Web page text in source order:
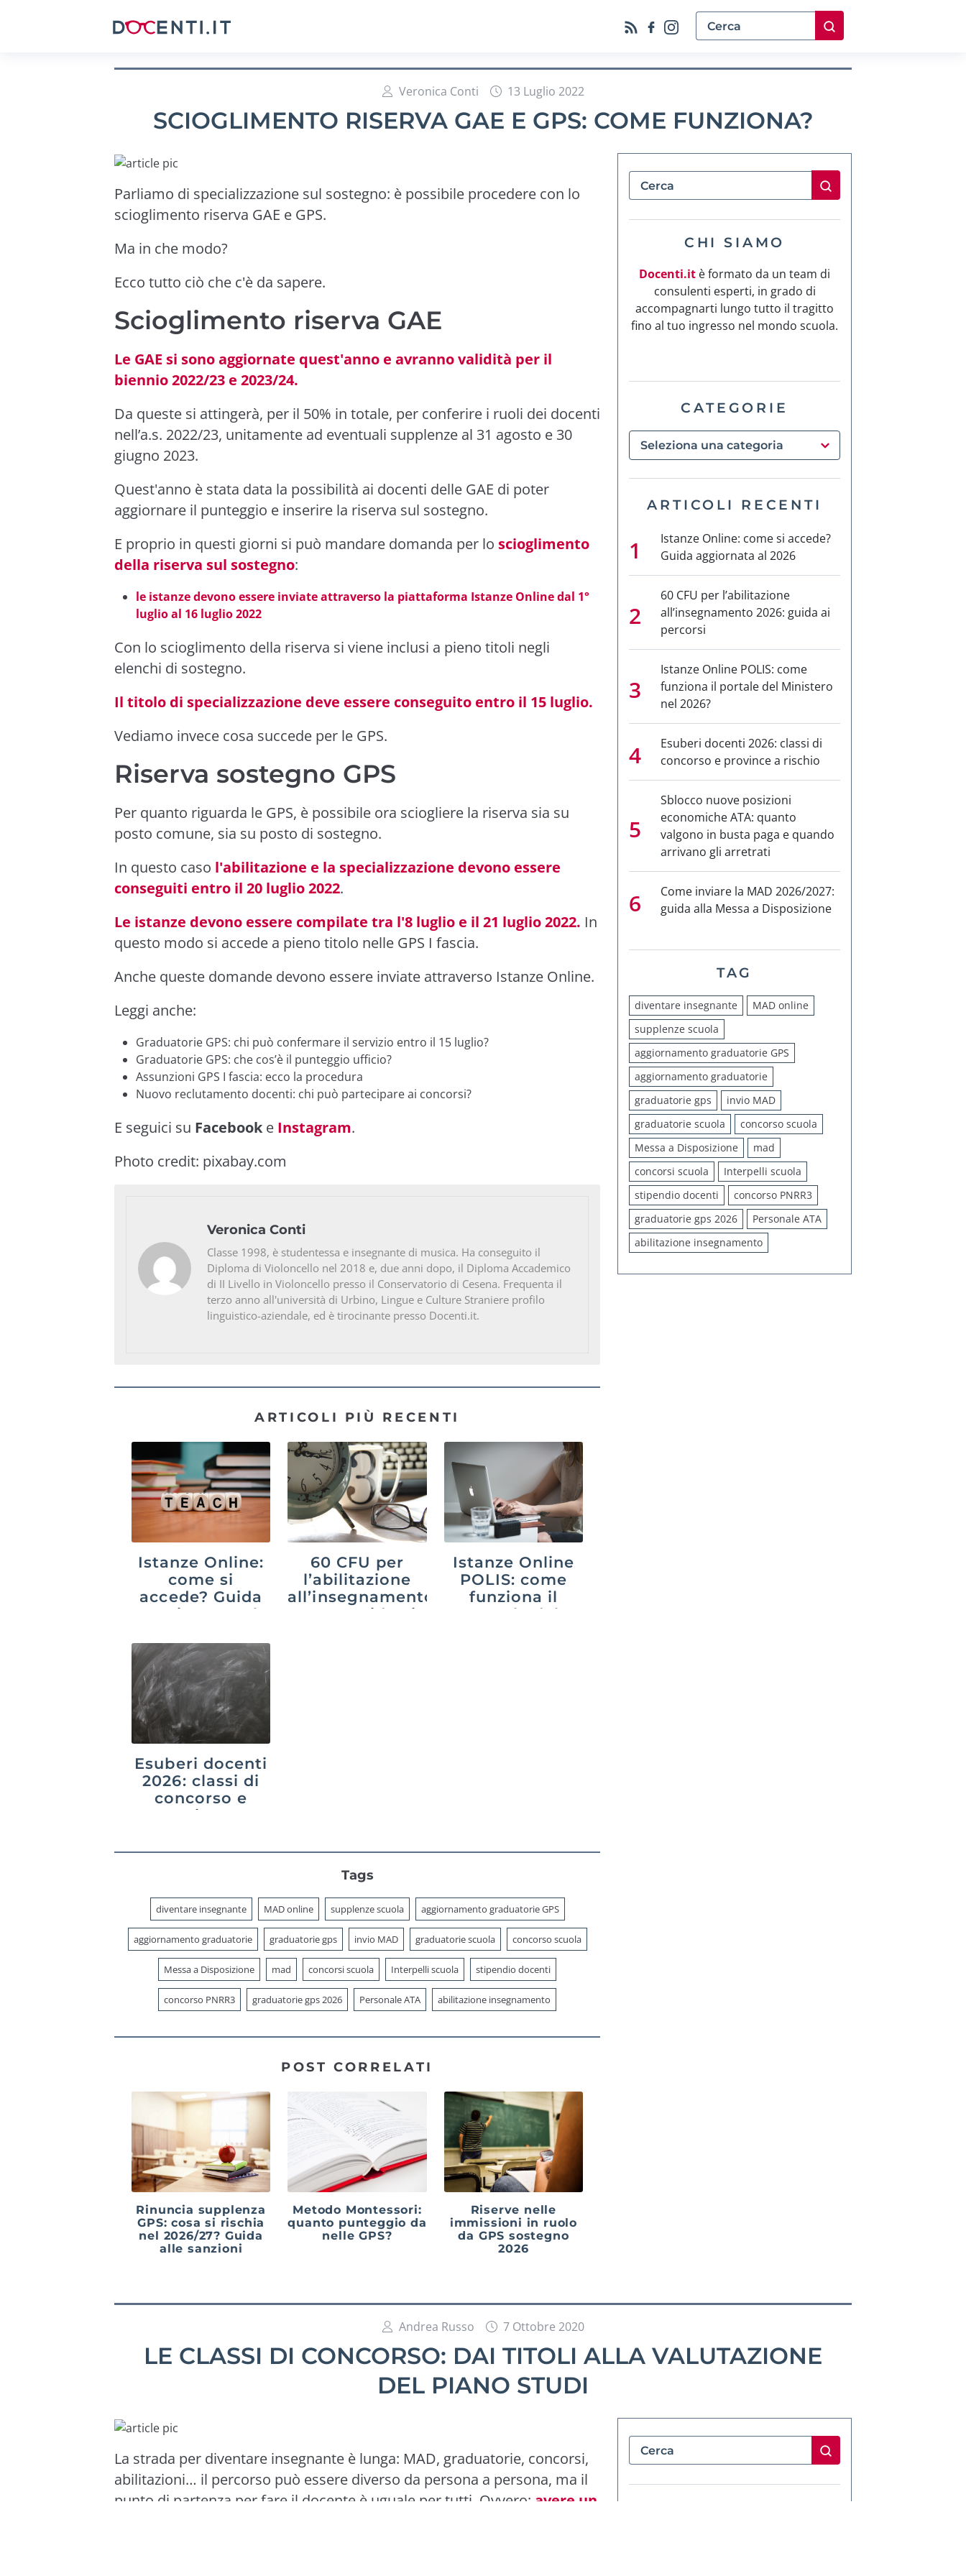
Veronica Conti 13 Luglio 2022
SCIOGLIMENTO RISERVA GAE E GPS: COME FUNZIONA?
Parliamo di specializzazione sul sostegno: è possibile procedere con lo
scioglimento riserva GAE e GPS.
Ma in che modo?
Ecco tutto ciò che c'è da sapere.
Scioglimento riserva GAE
Le GAE si sono aggiornate quest'anno e avranno validità per il
biennio 2022/23 e 2023/24.
Da queste si attingerà, per il 50% in totale, per conferire i ruoli dei docenti
nell’a.s. 2022/23, unitamente ad eventuali supplenze al 31 agosto e 30
giugno 2023.
Quest'anno è stata data la possibilità ai docenti delle GAE di poter
aggiornare il punteggio e inserire la riserva sul sostegno.
E proprio in questi giorni si può mandare domanda per lo scioglimento
della riserva sul sostegno:
le istanze devono essere inviate attraverso la piattaforma Istanze Online dal 1°
luglio al 16 luglio 2022
Con lo scioglimento della riserva si viene inclusi a pieno titoli negli
elenchi di sostegno.
Il titolo di specializzazione deve essere conseguito entro il 15 luglio.
Vediamo invece cosa succede per le GPS.
Riserva sostegno GPS
Per quanto riguarda le GPS, è possibile ora sciogliere la riserva sia su
posto comune, sia su posto di sostegno.
In questo caso l'abilitazione e la specializzazione devono essere
conseguiti entro il 20 luglio 2022.
Le istanze devono essere compilate tra l'8 luglio e il 21 luglio 2022. In
questo modo si accede a pieno titolo nelle GPS I fascia.
Anche queste domande devono essere inviate attraverso Istanze Online.
Leggi anche:
Graduatorie GPS: chi può confermare il servizio entro il 15 luglio?
Graduatorie GPS: che cos’è il punteggio ufficio?
Assunzioni GPS I fascia: ecco la procedura
Nuovo reclutamento docenti: chi può partecipare ai concorsi?
E seguici su Facebook e Instagram.
Photo credit: pixabay.com
Veronica Conti
Classe 1998, è studentessa e insegnante di musica. Ha conseguito il
Diploma di Violoncello nel 2018 e, due anni dopo, il Diploma Accademico
di II Livello in Violoncello presso il Conservatorio di Cesena. Frequenta il
terzo anno all'università di Urbino, Lingue e Culture Straniere profilo
linguistico-aziendale, ed è tirocinante presso Docenti.it.
ARTICOLI PIÙ RECENTI
Istanze Online:
come si
accede? Guida
aggiornata al
60 CFU per
l’abilitazione
all’insegnamento
2026: guida ai
Istanze Online
POLIS: come
funziona il
portale del
Esuberi docenti
2026: classi di
concorso e
province a
Tags
diventare insegnante MAD online supplenze scuola aggiornamento graduatorie GPS
aggiornamento graduatorie graduatorie gps invio MAD graduatorie scuola concorso scuola
Messa a Disposizione mad concorsi scuola Interpelli scuola stipendio docenti
concorso PNRR3 graduatorie gps 2026 Personale ATA abilitazione insegnamento
POST CORRELATI
Rinuncia supplenza
GPS: cosa si rischia
nel 2026/27? Guida
alle sanzioni
Metodo Montessori:
quanto punteggio da
nelle GPS?
Riserve nelle
immissioni in ruolo
da GPS sostegno
2026
CHI SIAMO
Docenti.it è formato da un team di
consulenti esperti, in grado di
accompagnarti lungo tutto il tragitto
fino al tuo ingresso nel mondo scuola.
CATEGORIE
ARTICOLI RECENTI
Istanze Online: come si accede?
Guida aggiornata al 2026
60 CFU per l’abilitazione
all’insegnamento 2026: guida ai
percorsi
Istanze Online POLIS: come
funziona il portale del Ministero
nel 2026?
Esuberi docenti 2026: classi di
concorso e province a rischio
Sblocco nuove posizioni
economiche ATA: quanto
valgono in busta paga e quando
arrivano gli arretrati
Come inviare la MAD 2026/2027:
guida alla Messa a Disposizione
TAG
diventare insegnante
MAD online
supplenze scuola
aggiornamento graduatorie GPS
aggiornamento graduatorie
graduatorie gps
invio MAD
graduatorie scuola
concorso scuola
Messa a Disposizione
mad
concorsi scuola
Interpelli scuola
stipendio docenti
concorso PNRR3
graduatorie gps 2026
Personale ATA
abilitazione insegnamento
Andrea Russo 7 Ottobre 2020
LE CLASSI DI CONCORSO: DAI TITOLI ALLA VALUTAZIONE
DEL PIANO STUDI
La strada per diventare insegnante è lunga: MAD, graduatorie, concorsi,
abilitazioni… il percorso può essere diverso da persona a persona, ma il
punto di partenza per fare il docente è uguale per tutti. Ovvero: avere un